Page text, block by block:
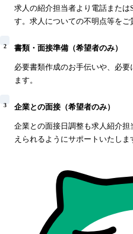
求人の紹介担当者より電話または
す。求人についての不明点等をご
2 書類・面接準備（希望者のみ）
必要書類作成のお手伝いや、必
ます。
3 企業との面接（希望者のみ）
企業との面接日調整も求人紹介
えられるようにサポートいたしま